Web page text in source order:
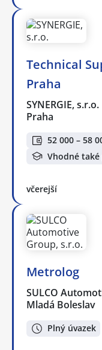
Technical
Praha
SYNERGIE, s.r.o.
Praha
52 000 – 58
Vhodné
včerejší
Metrolog
SULCO
Mladá Boleslav
Plný úvazek